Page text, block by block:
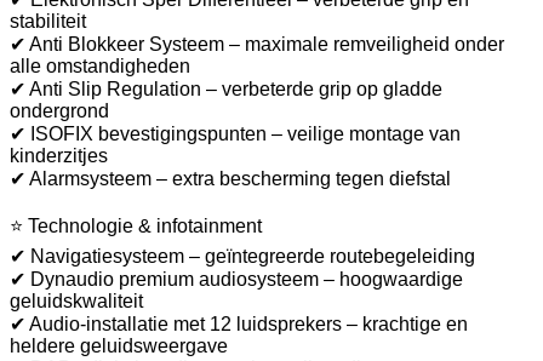
stabiliteit
✔ Anti Blokkeer Systeem – maximale remveiligheid onder
alle omstandigheden
✔ Anti Slip Regulation – verbeterde grip op gladde
ondergrond
✔ ISOFIX bevestigingspunten – veilige montage van
kinderzitjes
✔ Alarmsysteem – extra bescherming tegen diefstal
⭐ Technologie & infotainment
✔ Navigatiesysteem – geïntegreerde routebegeleiding
✔ Dynaudio premium audiosysteem – hoogwaardige
geluidskwaliteit
✔ Audio-installatie met 12 luidsprekers – krachtige en
heldere geluidsweergave